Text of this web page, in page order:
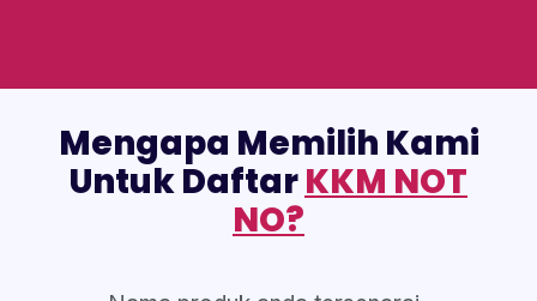
Mengapa Memilih Kami
Untuk DaftarKKM NOT
NO?